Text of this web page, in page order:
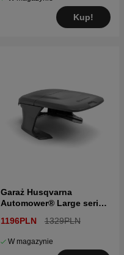
Kup!
Garaż Husqvarna
Automower® Large seria
1196PLN 1329PLN
W magazynie